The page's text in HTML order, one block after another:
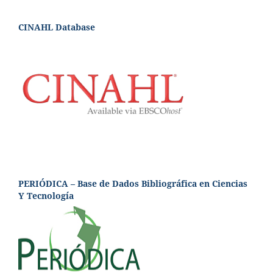
CINAHL Database
PERIÓDICA – Base de Dados Bibliográfica en Ciencias
Y Tecnología